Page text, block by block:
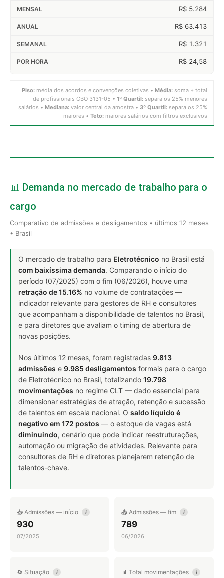
R$ 5.284
R$ 63.413
R$ 1.321
R$ 24,58
Piso: média dos acordos e convenções coletivas • Média: soma ÷ total
de profissionais CBO 3131-05 • 1º Quartil: separa os 25% menores
salários • Mediana: valor central da amostra • 3º Quartil: separa os 25%
maiores • Teto: maiores salários com filtros exclusivos
📊 Demanda no mercado de trabalho para o
cargo
Comparativo de admissões e desligamentos • últimos 12 meses
• Brasil
O mercado de trabalho para Eletrotécnico no Brasil está
com baixíssima demanda. Comparando o início do
período (07/2025) com o fim (06/2026), houve uma
retração de 15.16% no volume de contratações —
indicador relevante para gestores de RH e consultores
que acompanham a disponibilidade de talentos no Brasil,
e para diretores que avaliam o timing de abertura de
novas posições.
Nos últimos 12 meses, foram registradas 9.813
admissões e 9.985 desligamentos formais para o cargo
de Eletrotécnico no Brasil, totalizando 19.798
movimentações no regime CLT — dado essencial para
dimensionar estratégias de atração, retenção e sucessão
de talentos em escala nacional. O saldo líquido é
negativo em 172 postos — o estoque de vagas está
diminuindo, cenário que pode indicar reestruturações,
automação ou migração de atividades. Relevante para
consultores de RH e diretores planejarem retenção de
talentos-chave.
📥 Admissões — início i
930
07/2025
📤 Admissões — fim i
789
06/2026
🔄 Situação i 📊 Total movimentações i